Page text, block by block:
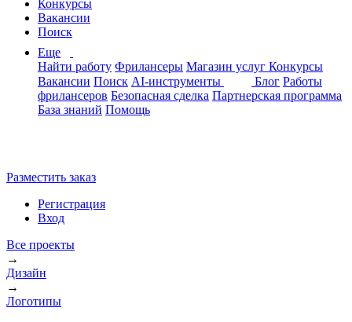
Конкурсы
Вакансии
Поиск
Еще
Найти работу Фрилансеры Магазин услуг Конкурсы
Вакансии Поиск AI-инструменты Блог Работы
фрилансеров Безопасная сделка Партнерская программа
База знаний Помощь
Разместить заказ
Регистрация
Вход
Все проекты
→
Дизайн
→
Логотипы